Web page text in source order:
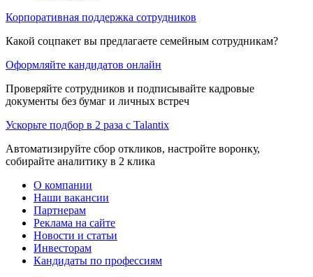
Корпоративная поддержка сотрудников
Какой соцпакет вы предлагаете семейным сотрудникам?
Оформляйте кандидатов онлайн
Проверяйте сотрудников и подписывайте кадровые
документы без бумаг и личных встреч
Ускорьте подбор в 2 раза с Talantix
Автоматизируйте сбор откликов, настройте воронку,
собирайте аналитику в 2 клика
О компании
Наши вакансии
Партнерам
Реклама на сайте
Новости и статьи
Инвесторам
Кандидаты по профессиям